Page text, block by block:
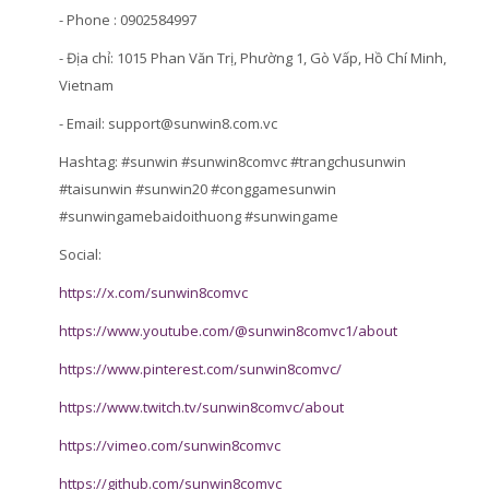
- Phone : 0902584997
- Địa chỉ: 1015 Phan Văn Trị, Phường 1, Gò Vấp, Hồ Chí Minh,
Vietnam
- Email: support@sunwin8.com.vc
Hashtag: #sunwin #sunwin8comvc #trangchusunwin
#taisunwin #sunwin20 #conggamesunwin
#sunwingamebaidoithuong #sunwingame
Social:
https://x.com/sunwin8comvc
https://www.youtube.com/@sunwin8comvc1/about
https://www.pinterest.com/sunwin8comvc/
https://www.twitch.tv/sunwin8comvc/about
https://vimeo.com/sunwin8comvc
https://github.com/sunwin8comvc